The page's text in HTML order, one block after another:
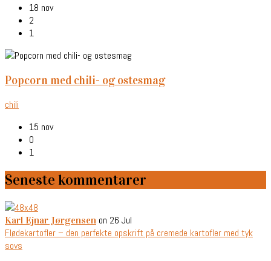
18 nov
2
1
popcorn med chili- og ostesmag
chili
15 nov
0
1
Seneste kommentarer
Karl Ejnar Jørgensen on 26 Jul
Flødekartofler – den perfekte opskrift på cremede kartofler med tyk
sovs